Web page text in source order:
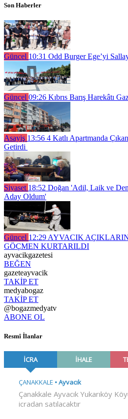
Son Haberler
Güncel 10:31 Odd Burger Ege’yi
Güncel 09:26 Kıbrıs Barış Harekâtı
Asayiş 13:56 4 Katlı Apartmanda
Getirdi
Siyaset 18:52 Doğan 'Adil, Laik ve
Aday Oldum'
Güncel 12:29 AYVACIK
GÖÇMEN KURTARILDI
ayvacikgazetesi
BEĞEN
gazeteayvacik
TAKİP ET
medyabogaz
TAKİP ET
@bogazmedyatv
ABONE OL
Resmî İlanlar